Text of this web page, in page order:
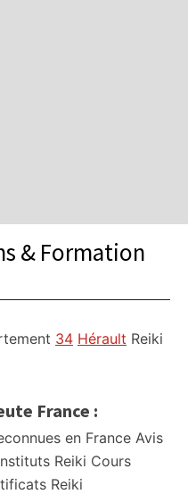
& Formation
34 Hérault Reiki
France :
en France Avis
Reiki Cours
Reiki